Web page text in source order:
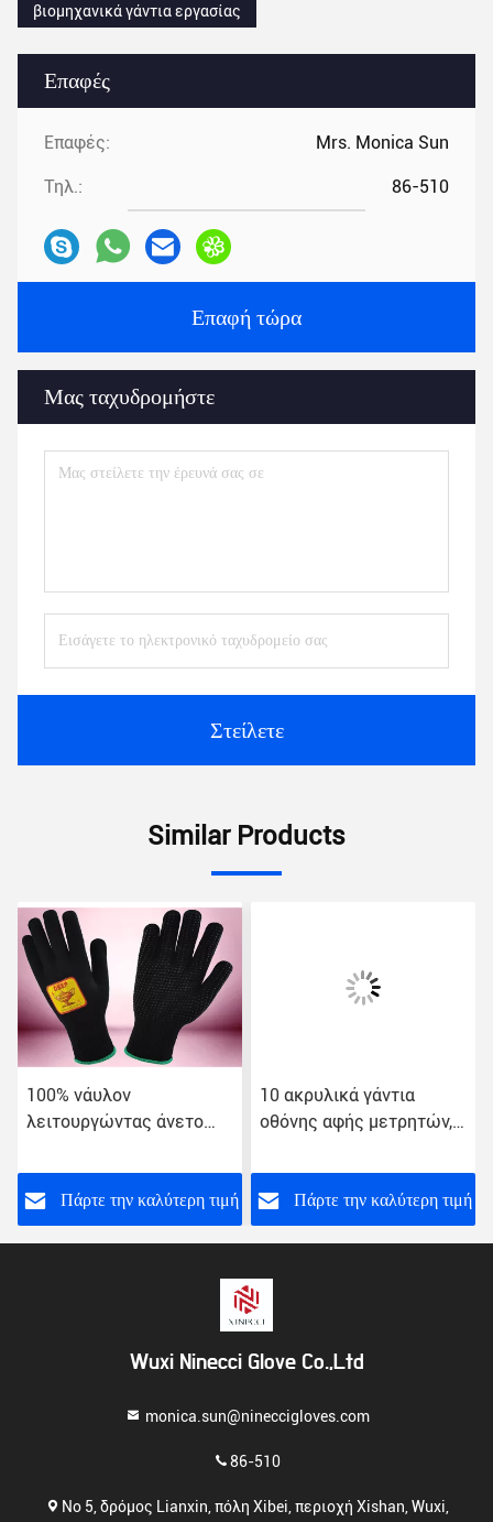
Επαφές
Επαφές: Mrs. Monica Sun
Τηλ.: 86-510
Επαφή τώρα
Μας ταχυδρομήστε
Στείλετε
βιομηχανικά γάντια εργασίας
Similar Products
100% νάυλον
λειτουργώντας άνετο
αισθάνεται για το ψυγείο
Πάρτε την καλύτερη τιμή
10 ακρυλικά γάντια
οθόνης αφής μετρητών,
μήκος 22cm - 27cm
Πάρτε την καλύτερη τιμή
Wuxi Ninecci Glove Co.,Ltd
monica.sun@nineccigloves.com
86-510
Νο 5, δρόμος Lianxin, πόλη Xibei, περιοχή Xishan, Wuxi,